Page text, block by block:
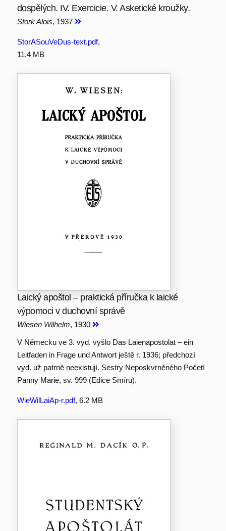
dospělých. IV. Exercicie. V. Asketické kroužky.
Stork Alois, 1937
StorASouVeDus-text.pdf,
11.4 MB
Laický apoštol – praktická příručka k laické
výpomoci v duchovní správě
Wiesen Wilhelm, 1930
V Německu ve 3. vyd. vyšlo Das Laienapostolat – ein
Leitfaden in Frage und Antwort ještě r. 1936; předchozí
vyd. už patrně neexistují. Sestry Neposkvrněného Početí
Panny Marie, sv. 999 (Edice Smíru).
WieWilLaiAp-r.pdf, 6.2 MB